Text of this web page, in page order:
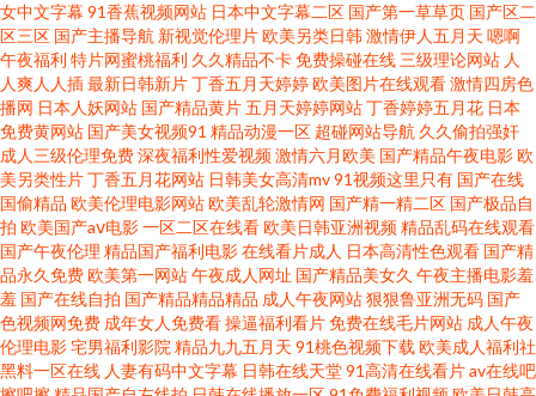
色妇视频 国产黄页在线观看 久久久黑a成人av 欧美基情二区 91女同下载
2012大香蕉 九九6热精品视频 在线亚洲久草网 三级视频网站 成人豆花视频
成人91快播 狼友福利网站 91传媒免费视频 少妇扣逼视频 韩国黄级片在线免
费 午夜成人福利网 日韩一级性生活 草莓视频在 高清国产福利 美女bb视频 91
大神唐伯虎 wwwcom麻豆色片 91偷拍福利 国产精品欧美日韩久久 欧美X片
免费看 91午夜限制级 亚洲国产精品色婷婷 玖玖玖精品 91国产综合网 无码不
卡免费毛片 国产玖玖 人人操人人自拍 色性网站 传媒视频AV 国产黑料自拍 美
女中文字幕 91香蕉视频网站 日本中文字幕二区 国产第一草草页 国产区二
区三区 国产主播导航 新视觉伦理片欧美另类日韩激情伊人五月天 嗯啊
午夜福利 特片网蜜桃福利 久久精品不卡免费操碰在线 三级理论网站 人
人爽人人插最新日韩新片丁香五月天婷婷欧美图片在线观看激情四房色
播网 日本人妖网站 国产精品黄片五月天婷婷网站丁香婷婷五月花 日本
免费黄网站 国产美女视频91 精品动漫一区 超碰网站导航 久久偷拍强奸
成人三级伦理免费深夜福利性爱视频激情六月欧美 国产精品午夜电影欧
美另类性片丁香五月花网站 日韩美女高清mv91视频这里只有 国产在线
国偷精品 欧美伦理电影网站欧美乱轮激情网 国产精一精二区 国产极品自
拍 欧美国产aⅴ电影一区二区在线看欧美日韩亚洲视频精品乱码在线观看
国产午夜伦理 精品国产福利电影在线看片成人 日本高清性色观看 国产精
品永久免费欧美第一网站午夜成人网址 国产精品美女久 午夜主播电影羞
羞 国产在线自拍 国产精品精品精品 成人午夜网站狠狠鲁亚洲无码 国产
色视频网免费 成年女人免费看操逼福利看片免费在线毛片网站 成人午夜
伦理电影宅男福利影院 精品九九五月天 91桃色视频下载 欧美成人福利社
黑料一区在线 人妻有码中文字幕 日韩在线天堂91高清在线看片av在线吧